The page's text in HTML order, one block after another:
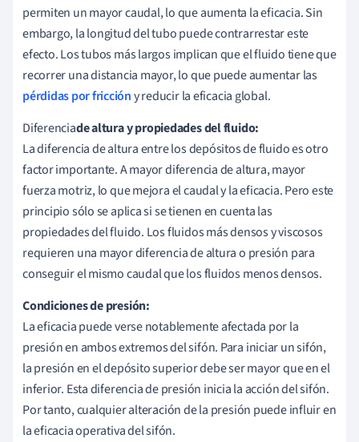
permiten un mayor caudal, lo que aumenta la eficacia. Sin
embargo, la longitud del tubo puede contrarrestar este
efecto. Los tubos más largos implican que el fluido tiene que
recorrer una distancia mayor, lo que puede aumentar las
pérdidas por friccióny reducir la eficacia global.
Diferenciade altura y propiedades del fluido:
La diferencia de altura entre los depósitos de fluido es otro
factor importante. A mayor diferencia de altura, mayor
fuerza motriz, lo que mejora el caudal y la eficacia. Pero este
principio sólo se aplica si se tienen en cuenta las
propiedades del fluido. Los fluidos más densos y viscosos
requieren una mayor diferencia de altura o presión para
conseguir el mismo caudal que los fluidos menos densos.
Condiciones de presión:
La eficacia puede verse notablemente afectada por la
presión en ambos extremos del sifón. Para iniciar un sifón,
la presión en el depósito superior debe ser mayor que en el
inferior. Esta diferencia de presión inicia la acción del sifón.
Por tanto, cualquier alteración de la presión puede influir en
la eficacia operativa del sifón.